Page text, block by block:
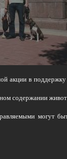
акции в
содержании
могут